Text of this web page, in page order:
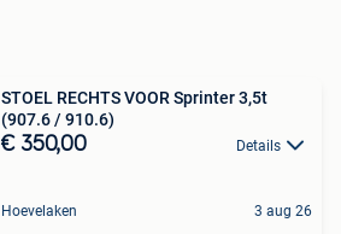
STOEL RECHTS VOOR Sprinter 3,5t
(907.6 / 910.6)
€ 350,00 Details
Hoevelaken 3 aug 26